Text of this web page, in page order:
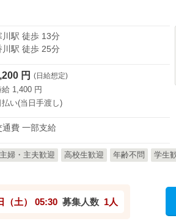
川駅 徒歩 13分
川駅 徒歩 25分
円 (日給想定)
給 1,400 円
払い(当日手渡し)
通費 一部支給
主婦・主夫歓迎 高校生歓迎 年齢不問 学生
（土） 05:30 募集人数 1人